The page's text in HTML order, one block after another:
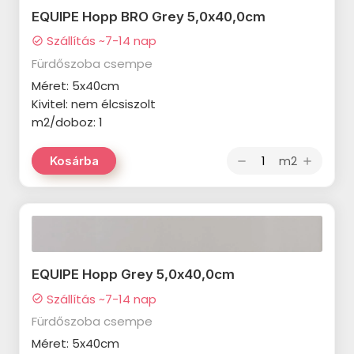
PARADYZ Modul termékcsalád
PARADYZ Harmony termékcsalád
PARADYZ Feelings termékcsalád
PARADYZ Memories termékcsalád
PARADYZ Synergy Nero
termékcsalád
PARADYZ Synergy termékcsalád
PARADYZ Emilly Beige
PARADYZ Freedom termékcsalád
PARADYZ Illusion termékcsalád
PARADYZ Ideal termékcsalád
TUBADZIN Pietrasanta
termékcsalád
TUBADZIN Torano termékcsalád
TUBADZIN Massa termékcsalád
TUBADZIN Marmo D’oro
TUBADZIN Mountain Ash
termékcsalád
TUBADZIN Patina Plate
TUBADZIN Aquamarine
termékcsalád
TUBADZIN Industrio termékcsalád
EQUIPE Hopp BRO Grey 5,0x40,0cm
check_circle Szállítás ~7-14 nap
Fürdőszoba csempe
Méret: 5x40cm
Kivitel: nem élcsiszolt
m2/doboz: 1
Kosárba remove m2 add
EQUIPE Hopp Grey 5,0x40,0cm
check_circle Szállítás ~7-14 nap
Fürdőszoba csempe
Méret: 5x40cm